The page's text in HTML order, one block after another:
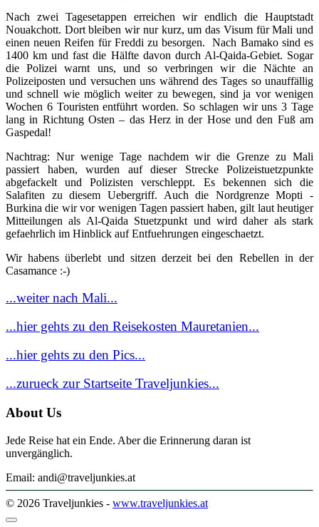
Nach zwei Tagesetappen erreichen wir endlich die Hauptstadt
Nouakchott. Dort bleiben wir nur kurz, um das Visum für Mali und
einen neuen Reifen für Freddi zu besorgen. Nach Bamako sind es
1400 km und fast die Hälfte davon durch Al-Qaida-Gebiet. Sogar
die Polizei warnt uns, und so verbringen wir die Nächte an
Polizeiposten und versuchen uns während des Tages so unauffällig
und schnell wie möglich weiter zu bewegen, sind ja vor wenigen
Wochen 6 Touristen entführt worden. So schlagen wir uns 3 Tage
lang in Richtung Osten – das Herz in der Hose und den Fuß am
Gaspedal!
Nachtrag: Nur wenige Tage nachdem wir die Grenze zu Mali
passiert haben, wurden auf dieser Strecke Polizeistuetzpunkte
abgefackelt und Polizisten verschleppt. Es bekennen sich die
Salafiten zu diesem Uebergriff. Auch die Nordgrenze Mopti -
Burkina die wir vor wenigen Tagen passiert haben, gilt laut heutiger
Mitteilungen als Al-Qaida Stuetzpunkt und wird daher als stark
gefaehrlich im Hinblick auf Entfuehrungen eingeschaetzt.
Wir habens überlebt und sitzen derzeit bei den Rebellen in der
Casamance :-)
...weiter nach Mali...
...hier gehts zu den Reisekosten Mauretanien...
...hier gehts zu den Pics...
...zurueck zur Startseite Traveljunkies...
About Us
Jede Reise hat ein Ende. Aber die Erinnerung daran ist
unvergänglich.
Email: andi@traveljunkies.at
© 2026 Traveljunkies - www.traveljunkies.at